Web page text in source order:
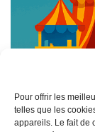
Pour offrir les
telles que les
appareils. Le fait de